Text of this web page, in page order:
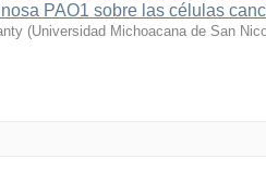
PAO1 sobre las células
(Universidad Michoacana de San